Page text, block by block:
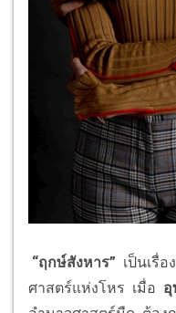
“ฤกษ์สังหาร” เป็นเรื่
ศาสตร์แห่งโหร เมื่อ